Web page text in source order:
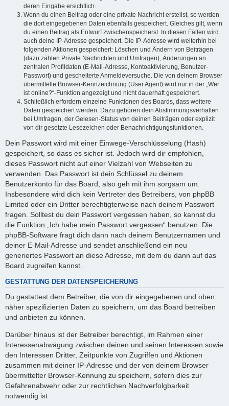
deren Eingabe ersichtlich.
Wenn du einen Beitrag oder eine private Nachricht erstellst, so werden
die dort eingegebenen Daten ebenfalls gespeichert. Gleiches gilt, wenn
du einen Beitrag als Entwurf zwischenspeicherst. In diesen Fällen wird
auch deine IP-Adresse gespeichert. Die IP-Adresse wird weiterhin bei
folgenden Aktionen gespeichert: Löschen und Ändern von Beiträgen
(dazu zählen Private Nachrichten und Umfragen), Änderungen an
zentralen Profildaten (E-Mail-Adresse, Kontoaktivierung, Benutzer-
Passwort) und gescheiterte Anmeldeversuche. Die von deinem Browser
übermittelte Browser-Kennzeichnung (User Agent) wird nur in der „Wer
ist online?“-Funktion angezeigt und nicht dauerhaft gespeichert.
Schließlich erfordern einzelne Funktionen des Boards, dass weitere
Daten gespeichert werden. Dazu gehören dein Abstimmungsverhalten
bei Umfragen, der Gelesen-Status von deinen Beiträgen oder explizit
von dir gesetzte Lesezeichen oder Benachrichtigungsfunktionen.
Dein Passwort wird mit einer Einwege-Verschlüsselung (Hash)
gespeichert, so dass es sicher ist. Jedoch wird dir empfohlen,
dieses Passwort nicht auf einer Vielzahl von Webseiten zu
verwenden. Das Passwort ist dein Schlüssel zu deinem
Benutzerkonto für das Board, also geh mit ihm sorgsam um.
Insbesondere wird dich kein Vertreter des Betreibers, von phpBB
Limited oder ein Dritter berechtigterweise nach deinem Passwort
fragen. Solltest du dein Passwort vergessen haben, so kannst du
die Funktion „Ich habe mein Passwort vergessen“ benutzen. Die
phpBB-Software fragt dich dann nach deinem Benutzernamen und
deiner E-Mail-Adresse und sendet anschließend ein neu
generiertes Passwort an diese Adresse, mit dem du dann auf das
Board zugreifen kannst.
GESTATTUNG DER DATENSPEICHERUNG
Du gestattest dem Betreiber, die von dir eingegebenen und oben
näher spezifizierten Daten zu speichern, um das Board betreiben
und anbieten zu können.
Darüber hinaus ist der Betreiber berechtigt, im Rahmen einer
Interessenabwägung zwischen deinen und seinen Interessen sowie
den Interessen Dritter, Zeitpunkte von Zugriffen und Aktionen
zusammen mit deiner IP-Adresse und der von deinem Browser
übermittelter Browser-Kennung zu speichern, sofern dies zur
Gefahrenabwehr oder zur rechtlichen Nachverfolgbarkeit
notwendig ist.